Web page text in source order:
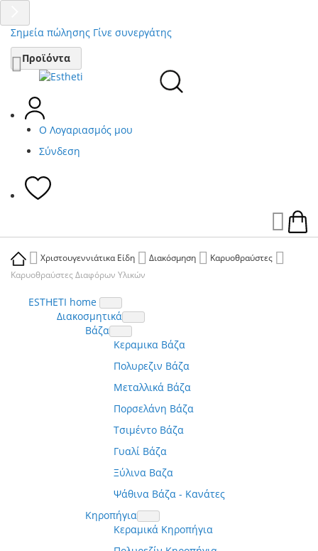
Σημεία πώλησης Γίνε συνεργάτης
Μετάβαση
στο
περιεχόμενο
Προϊόντα
Ο Λογαριασμός μου
Σύνδεση
Χριστουγεννιάτικα Είδη Διακόσμηση
Καρυοθραύστες
Καρυοθραύστες Διαφόρων Υλικών
ESTHETI home
Διακοσμητικά
Βάζα
Κεραμικα Βάζα
Πολυρεζιν Βάζα
Μεταλλικά Βάζα
Πορσελάνη Βάζα
Τσιμέντο Βάζα
Γυαλί Βάζα
Ξύλινα Βαζα
Ψάθινα Βάζα - Κανάτες
Κηροπήγια
Κεραμικά Κηροπήγια